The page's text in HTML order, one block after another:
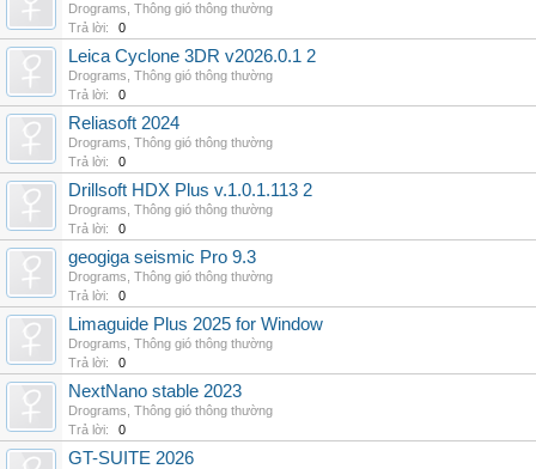
Drograms Thông gió thông thường
Trả lời:
0
Leica Cyclone 3DR v2026.0.1 2
Drograms Thông gió thông thường
Trả lời:
0
Reliasoft 2024
Drograms Thông gió thông thường
Trả lời:
0
Drillsoft HDX Plus v.1.0.1.113 2
Drograms Thông gió thông thường
Trả lời:
0
geogiga seismic Pro 9.3
Drograms Thông gió thông thường
Trả lời:
0
Limaguide Plus 2025 for Window
Drograms Thông gió thông thường
Trả lời:
0
NextNano stable 2023
Drograms Thông gió thông thường
Trả lời:
0
GT-SUITE 2026